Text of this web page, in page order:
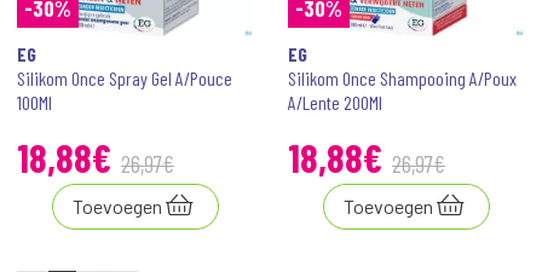
-30%
EG
Silikom Once Spray Gel A/Pouce
100Ml
18,88€ 26,97€
Toevoegen
-30%
EG
Silikom Once Shampooing A/Poux
A/Lente 200Ml
18,88€ 26,97€
Toevoegen